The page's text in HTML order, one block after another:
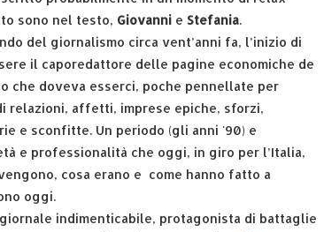
sono nel testo, Giovanni e Stefania.
del giornalismo circa vent’anni fa, l’inizio di
il caporedattore delle pagine economiche de
che doveva esserci, poche pennellate per
relazioni, affetti, imprese epiche, sforzi,
e sconfitte. Un periodo (gli anni '90) e
e professionalità che oggi, in giro per l’Italia,
cosa erano e come hanno fatto a
oggi.
indimenticabile, protagonista di battaglie